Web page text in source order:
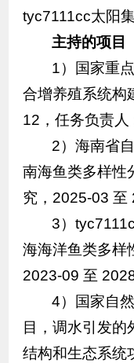
tyc7111cc太阳
主持的项目
1）国家重
合增养殖系统构
12，任务负责人
2）海南省
南海鱼类多样性
究，2025-03 至
3）
海海洋鱼类多样
2023-09 至
4）国家自
目，调水引发的
结构和生态系统